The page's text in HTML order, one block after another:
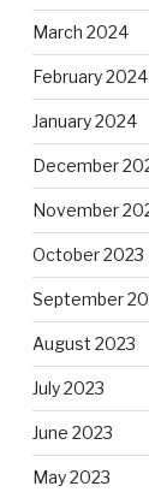
March 2024
February 2024
January 2024
December
November
October 2023
September
August 2023
July 2023
June 2023
May 2023